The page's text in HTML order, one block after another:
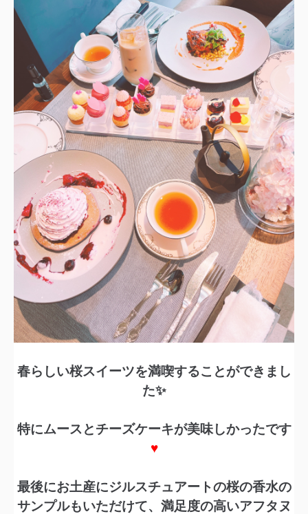
春らしい桜スイーツを満喫することができまし
た✨
特にムースとチーズケーキが美味しかったです
♥
最後にお土産にジルスチュアートの桜の香水の
サンプルもいただけて、満足度の高いアフタヌ